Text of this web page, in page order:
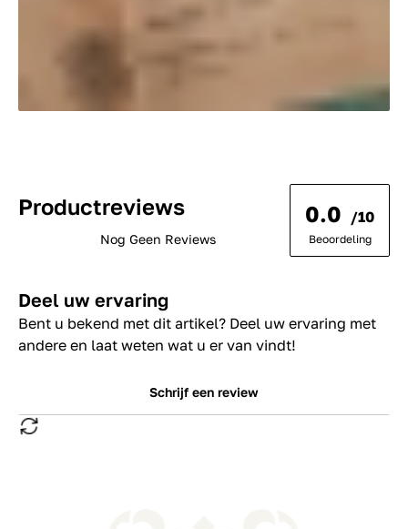
Productreviews
Nog Geen Reviews
0.0 /10
Beoordeling
Deel uw ervaring
Bent u bekend met dit artikel? Deel uw ervaring met
andere en laat weten wat u er van vindt!
Schrijf een review